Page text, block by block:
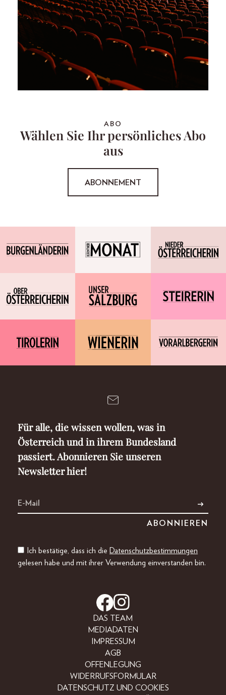
ABO
Wählen Sie Ihr persönliches Abo
aus
ABONNEMENT
Für alle, die wissen wollen, was in
Österreich und in ihrem Bundesland
passiert. Abonnieren Sie unseren
Newsletter hier!
Ich bestätige, dass ich die Datenschutzbestimmungen
gelesen habe und mit ihrer Verwendung einverstanden bin.
DAS TEAM
MEDIADATEN
IMPRESSUM
AGB
OFFENLEGUNG
WIDERRUFSFORMULAR
DATENSCHUTZ UND COOKIES